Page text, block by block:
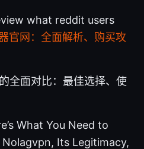
what reddit users
官网：全面解析、购买攻
全面对比：最佳选择、使
What You Need to
Its Legitimacy,